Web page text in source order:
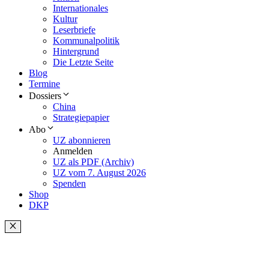
Internationales
Kultur
Leserbriefe
Kommunalpolitik
Hintergrund
Die Letzte Seite
Blog
Termine
Dossiers
China
Strategiepapier
Abo
UZ abonnieren
Anmelden
UZ als PDF (Archiv)
UZ vom 7. August 2026
Spenden
Shop
DKP
Schließen